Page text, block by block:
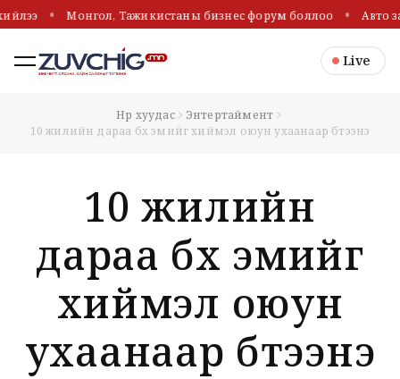
Монгол, Тажикистаны бизнес форум боллоо Авто
Live
Нүүр хуудас
Энтертаймент
10 жилийн дараа бүх эмийг хиймэл оюун ухаанаар бүтээнэ
10 жилийн
дараа бүх эмийг
хиймэл оюун
ухаанаар бүтээнэ